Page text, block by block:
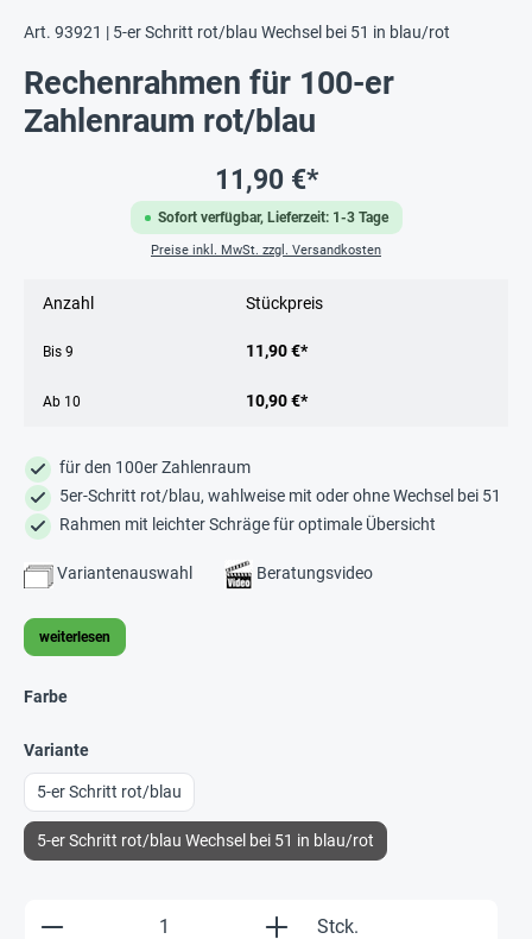
Art. 93921 | 5-er Schritt rot/blau Wechsel bei 51 in blau/rot
Rechenrahmen für 100-er
Zahlenraum rot/blau
Sofort verfügbar, Lieferzeit: 1-3 Tage
11,90 €*
Preise inkl. MwSt. zzgl. Versandkosten
Anzahl Stückpreis
Bis 9 11,90 €*
Ab 10 10,90 €*
für den 100er Zahlenraum
5er-Schritt rot/blau, wahlweise mit oder ohne Wechsel bei 51
Rahmen mit leichter Schräge für optimale Übersicht
Variantenauswahl Beratungsvideo
weiterlesen
Farbe
Variante
5-er Schritt rot/blau
5-er Schritt rot/blau Wechsel bei 51 in blau/rot
Produkt Anzahl: Gib den gewünschten
Stck.